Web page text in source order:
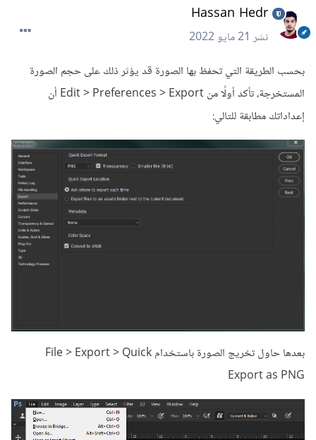
Hassan Hedr
نشر21 مايو 2022
بحسب الطريقة التي تحفظ بها الصورة قد يؤثر ذلك على حجم الصورة
المستخرجة، تأكد أولًا من Edit > Preferences > Export أن
إعداداتك مطابقة للتالي:
بعدها حاول تخريج الصورة باستخدام File > Export > Quick
Export as PNG